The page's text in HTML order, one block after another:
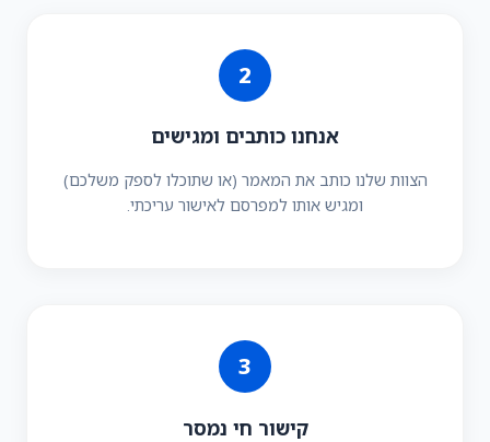
2
אנחנו כותבים ומגישים
הצוות שלנו כותב את המאמר (או שתוכלו לספק משלכם)
ומגיש אותו למפרסם לאישור עריכתי.
3
קישור חי נמסר